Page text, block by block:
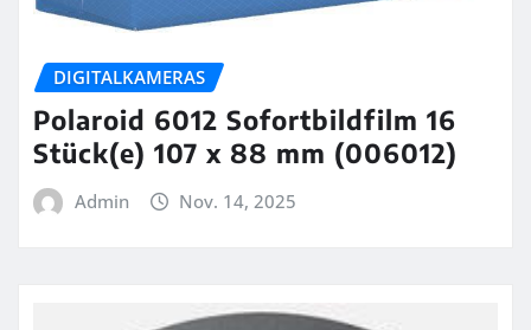
DIGITALKAMERAS
Polaroid 6012 Sofortbildfilm 16
Stück(e) 107 x 88 mm (006012)
Admin Nov. 14, 2025